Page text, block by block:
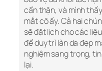
cẩn thận, và mình
mắt cô ấy. Cả hai
sẽ đặt lịch cho các
để duy trì làn da đẹp
nghiệm sang trọng,
lại.